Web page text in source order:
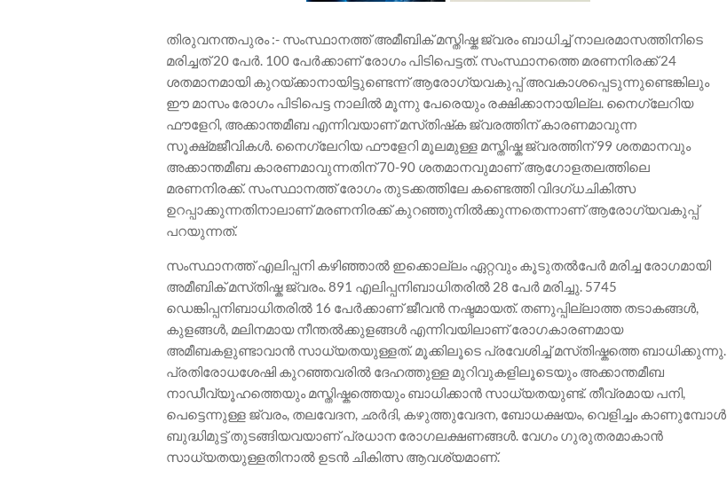
തിരുവനന്തപുരം :- സംസ്ഥാനത്ത് അമീബിക് മസ്തിഷ്ക ജ്വരം ബാധിച്ച് നാലരമാസത്തിനിടെ
മരിച്ചത് 20 പേർ. 100 പേർക്കാണ് രോഗം പിടിപെട്ടത്. സംസ്ഥാനത്തെ മരണനിരക്ക് 24
ശതമാനമായി കുറയ്ക്കാനായിട്ടുണ്ടെന്ന് ആരോഗ്യവകുപ്പ് അവകാശപ്പെടുന്നുണ്ടെങ്കിലും
ഈ മാസം രോഗം പിടിപെട്ട നാലിൽ മൂന്നു പേരെയും രക്ഷിക്കാനായില്ല. നൈഗ്ലേറിയ
ഫൗളേറി, അക്കാന്തമീബ എന്നിവയാണ് മസ്‌തിഷ്‌ക ജ്വരത്തിന് കാരണമാവുന്ന
സൂക്ഷ്‌മജീവികൾ. നൈഗ്ലേറിയ ഫൗളേറി മൂലമുള്ള മസ്തിഷ്ക ജ്വരത്തിന് 99 ശതമാനവും
അക്കാന്തമീബ കാരണമാവുന്നതിന് 70-90 ശതമാനവുമാണ് ആഗോളതലത്തിലെ
മരണനിരക്ക്. സംസ്ഥാനത്ത് രോഗം തുടക്കത്തിലേ കണ്ടെത്തി വിദഗ്‌ധചികിത്സ
ഉറപ്പാക്കുന്നതിനാലാണ് മരണനിരക്ക് കുറഞ്ഞുനിൽക്കുന്നതെന്നാണ് ആരോഗ്യവകുപ്പ്
പറയുന്നത്.
സംസ്ഥാനത്ത് എലിപ്പനി കഴിഞ്ഞാൽ ഇക്കൊല്ലം ഏറ്റവും കൂടുതൽപേർ മരിച്ച രോഗമായി
അമീബിക് മസ്‌തിഷ്ക ജ്വരം. 891 എലിപ്പനിബാധിതരിൽ 28 പേർ മരിച്ചു. 5745
ഡെങ്കിപ്പനിബാധിതരിൽ 16 പേർക്കാണ് ജീവൻ നഷ്ടമായത്. തണുപ്പില്ലാത്ത തടാകങ്ങൾ,
കുളങ്ങൾ, മലിനമായ നീന്തൽക്കുളങ്ങൾ എന്നിവയിലാണ് രോഗകാരണമായ
അമീബകളുണ്ടാവാൻ സാധ്യതയുള്ളത്. മൂക്കിലൂടെ പ്രവേശിച്ച് മസ്‌തിഷ്കത്തെ ബാധിക്കുന്നു.
പ്രതിരോധശേഷി കുറഞ്ഞവരിൽ ദേഹത്തുള്ള മുറിവുകളിലൂടെയും അക്കാന്തമീബ
നാഡീവ്യൂഹത്തെയും മസ്തിഷ്കത്തെയും ബാധിക്കാൻ സാധ്യതയുണ്ട്. തീവ്രമായ പനി,
പെട്ടെന്നുള്ള ജ്വരം, തലവേദന, ഛർദി, കഴുത്തുവേദന, ബോധക്ഷയം, വെളിച്ചം കാണുമ്പോൾ
ബുദ്ധിമുട്ട് തുടങ്ങിയവയാണ് പ്രധാന രോഗലക്ഷണങ്ങൾ. വേഗം ഗുരുതരമാകാൻ
സാധ്യതയുള്ളതിനാൽ ഉടൻ ചികിത്സ ആവശ്യമാണ്.